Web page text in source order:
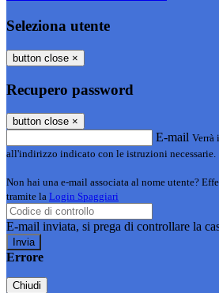
Seleziona utente
button close ×
Recupero password
button close ×
E-mail Verrà
all'indirizzo indicato con le istruzioni necessarie.
Non hai una e-mail associata al nome utente?
tramite la Login Spaggiari
E-mail inviata, si prega di controllare la
Errore
Chiudi